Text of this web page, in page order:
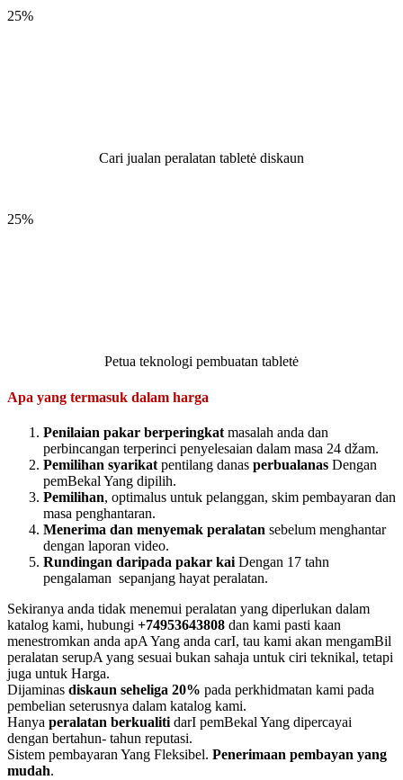
25%
Cari jualan peralatan tabletė diskaun
25%
Petua teknologi pembuatan tabletė
Apa yang termasuk dalam harga
Penilaian pakar berperingkat masalah anda dan
perbincangan terperinci penyelesaian dalam masa 24 džam.
Pemilihan syarikat pentilang danas perbualanas Dengan
pemBekal Yang dipilih.
Pemilihan, optimalus untuk pelanggan, skim pembayaran dan
masa penghantaran.
Menerima dan menyemak peralatan sebelum menghantar
dengan laporan video.
Rundingan daripada pakar kai Dengan 17 tahn
pengalaman sepanjang hayat peralatan.
Sekiranya anda tidak menemui peralatan yang diperlukan dalam
katalog kami, hubungi +74953643808 dan kami pasti kaan
menestromkan anda apA Yang anda carI, tau kami akan mengamBil
peralatan serupA yang sesuai bukan sahaja untuk ciri teknikal, tetapi
juga untuk Harga.
Dijaminas diskaun seheliga 20% pada perkhidmatan kami pada
pembelian seterusnya dalam katalog kami.
Hanya peralatan berkualiti darI pemBekal Yang dipercayai
dengan bertahun- tahun reputasi.
Sistem pembayaran Yang Fleksibel. Penerimaan pembayan yang
mudah.